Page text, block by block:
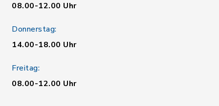
08.00-12.00 Uhr
Donnerstag:
14.00-18.00 Uhr
Freitag:
08.00-12.00 Uhr